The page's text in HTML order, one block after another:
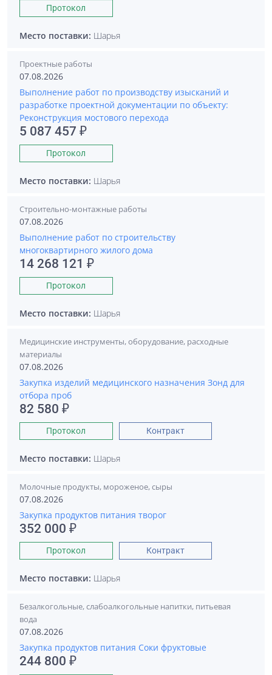
Протокол
Место поставки: Шарья
Проектные работы
07.08.2026
Выполнение работ по производству изысканий и
разработке проектной документации по объекту:
Реконструкция мостового перехода
5 087 457 ₽
Протокол
Место поставки: Шарья
Строительно-монтажные работы
07.08.2026
Выполнение работ по строительству
многоквартирного жилого дома
14 268 121 ₽
Протокол
Место поставки: Шарья
Медицинские инструменты, оборудование, расходные
материалы
07.08.2026
Закупка изделий медицинского назначения Зонд для
отбора проб
82 580 ₽
Протокол Контракт
Место поставки: Шарья
Молочные продукты, мороженое, сыры
07.08.2026
Закупка продуктов питания творог
352 000 ₽
Протокол Контракт
Место поставки: Шарья
Безалкогольные, слабоалкогольные напитки, питьевая
вода
07.08.2026
Закупка продуктов питания Соки фруктовые
244 800 ₽